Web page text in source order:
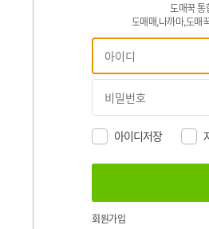
도매꾹 통
도매매,나까마,도매
아이디저장
회원가입